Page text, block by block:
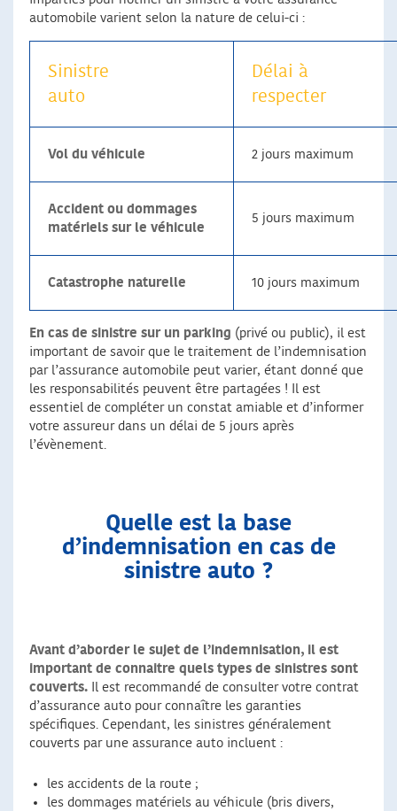
automobile varient selon la nature de celui-ci :
Sinistre
auto
Délai à
respecter
Vol du véhicule 2 jours maximum
Accident ou dommages
matériels sur le véhicule
5 jours maximum
Catastrophe naturelle 10 jours maximum
En cas de sinistre sur un parking (privé ou public), il est
important de savoir que le traitement de l’indemnisation
par l’assurance automobile peut varier, étant donné que
les responsabilités peuvent être partagées ! Il est
essentiel de compléter un constat amiable et d’informer
votre assureur dans un délai de 5 jours après
l’évènement.
Quelle est la base
d’indemnisation en cas de
sinistre auto ?
Avant d’aborder le sujet de l’indemnisation, il est
important de connaitre quels types de sinistres sont
couverts. Il est recommandé de consulter votre contrat
d’assurance auto pour connaître les garanties
spécifiques. Cependant, les sinistres généralement
couverts par une assurance auto incluent :
les accidents de la route ;
les dommages matériels au véhicule (bris divers,